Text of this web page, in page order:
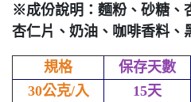
※成份說明：麵粉、砂糖、
杏仁片、奶油、咖啡香料、
規格 保存天數
30公克/入
15天